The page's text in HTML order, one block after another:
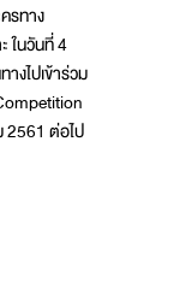
รทาง
ในวันที่ 4
งไปเข้าร่วม
2561 ต่อไป